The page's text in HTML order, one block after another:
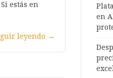
estás en
leyendo →
en